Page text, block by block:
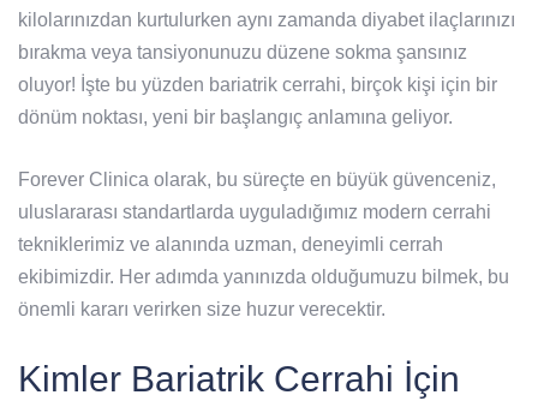
kilolarınızdan kurtulurken aynı zamanda diyabet ilaçlarınızı
bırakma veya tansiyonunuzu düzene sokma şansınız
oluyor! İşte bu yüzden bariatrik cerrahi, birçok kişi için bir
dönüm noktası, yeni bir başlangıç anlamına geliyor.
Forever Clinica olarak, bu süreçte en büyük güvenceniz,
uluslararası standartlarda uyguladığımız modern cerrahi
tekniklerimiz ve alanında uzman, deneyimli cerrah
ekibimizdir. Her adımda yanınızda olduğumuzu bilmek, bu
önemli kararı verirken size huzur verecektir.
Kimler Bariatrik Cerrahi İçin